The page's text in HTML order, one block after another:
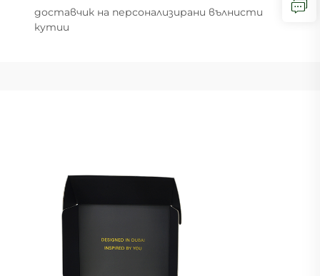
доставчик на персонализирани вълнисти
кутии